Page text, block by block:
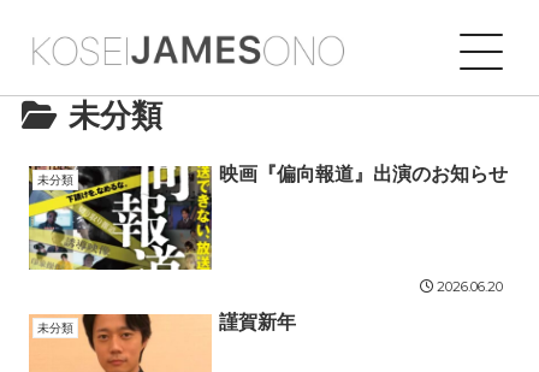
未分類
未分類 映画『偏向報道』出演のお知らせ
2026.06.20
未分類 謹賀新年